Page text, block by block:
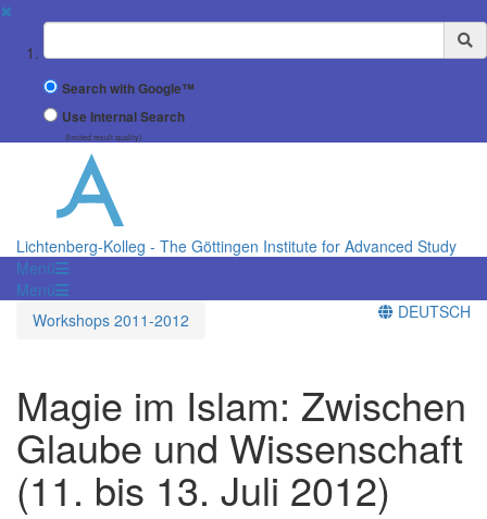
✖
Suchbegriff
Search with Google™
Use Internal Search
(limited result quality)
Lichtenberg-Kolleg - The Göttingen Institute for Advanced Study
Menü
Menü
Workshops 2011-2012
DEUTSCH
Magie im Islam: Zwischen
Glaube und Wissenschaft
(11. bis 13. Juli 2012)